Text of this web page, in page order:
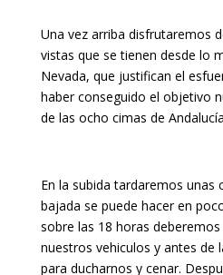
Una vez arriba disfrutaremos
vistas que se tienen desde lo
Nevada, que justifican el
haber conseguido el objetivo
de las ocho cimas de
En la subida tardaremos unas
bajada se puede hacer en
sobre las 18 horas
nuestros vehiculos y antes de
para ducharnos y cenar.